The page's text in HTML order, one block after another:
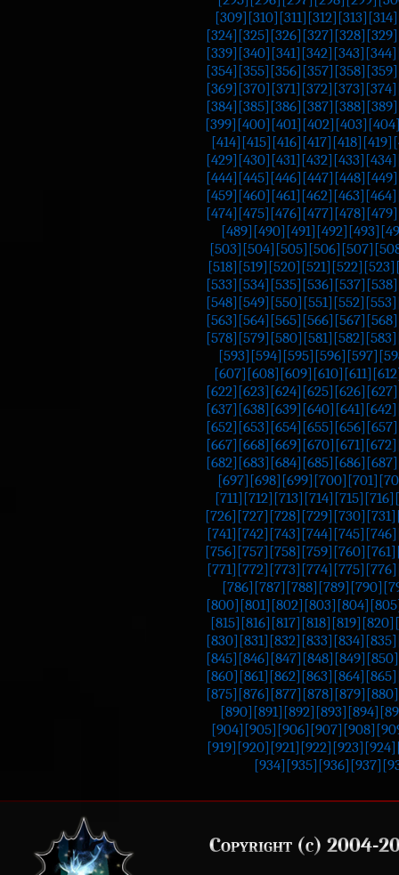
[309] [310] [311] [312] [313] [314]
[324] [325] [326] [327] [328] [329]
[339] [340] [341] [342] [343] [344]
[354] [355] [356] [357] [358] [359]
[369] [370] [371] [372] [373] [374]
[384] [385] [386] [387] [388] [389]
[399] [400] [401] [402] [403]
[414] [415] [416] [417] [418] [419]
[429] [430] [431] [432] [433] [434]
[444] [445] [446] [447] [448] [449]
[459] [460] [461] [462] [463] [464]
[474] [475] [476] [477] [478] [479]
[489] [490] [491] [492] [493]
[503] [504] [505] [506] [507]
[518] [519] [520] [521] [522] [523]
[533] [534] [535] [536] [537] [538]
[548] [549] [550] [551] [552] [553]
[563] [564] [565] [566] [567] [568]
[578] [579] [580] [581] [582] [583]
[593] [594] [595] [596] [597]
[607] [608] [609] [610] [611]
[622] [623] [624] [625] [626] [627]
[637] [638] [639] [640] [641] [642]
[652] [653] [654] [655] [656] [657]
[667] [668] [669] [670] [671] [672]
[682] [683] [684] [685] [686] [687]
[697] [698] [699] [700] [701]
[711] [712] [713] [714] [715] [716]
[726] [727] [728] [729] [730] [731]
[741] [742] [743] [744] [745] [746]
[756] [757] [758] [759] [760] [761]
[771] [772] [773] [774] [775] [776]
[786] [787] [788] [789] [790]
[800] [801] [802] [803] [804]
[815] [816] [817] [818] [819] [820]
[830] [831] [832] [833] [834] [835]
[845] [846] [847] [848] [849] [850]
[860] [861] [862] [863] [864] [865]
[875] [876] [877] [878] [879] [880]
[890] [891] [892] [893] [894]
[904] [905] [906] [907] [908]
[919] [920] [921] [922] [923] [924]
[934] [935] [936] [937]
Copyright (c) 2004-